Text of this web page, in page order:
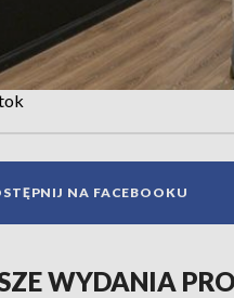
NA FACEBOOKU
WYDANIA